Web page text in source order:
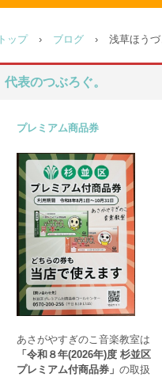
トップ › ブログ › 浅草ほう
代表のつぶろぐ。
プレミアム商品券
あさがやすぎのこ音楽教室は
「令和８年(2026年)度 杉並区
プレミアム付商品券」 の取扱